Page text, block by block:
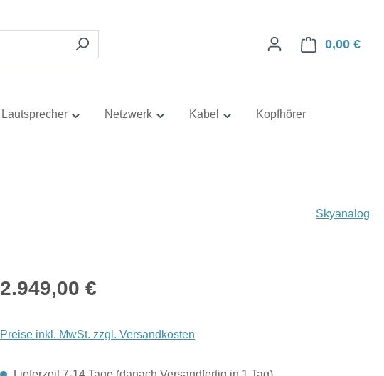
0,00 €
Lautsprecher Netzwerk Kabel Kopfhörer
Skyanalog
Regulärer Preis:
2.949,00 €
Preise inkl. MwSt. zzgl. Versandkosten